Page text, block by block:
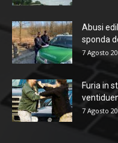
Abusi
sponda
7 Agosto
Furia in
7 Agosto